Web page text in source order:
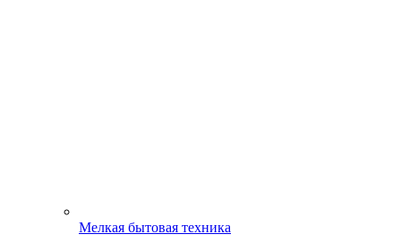
Мелкая бытовая техника